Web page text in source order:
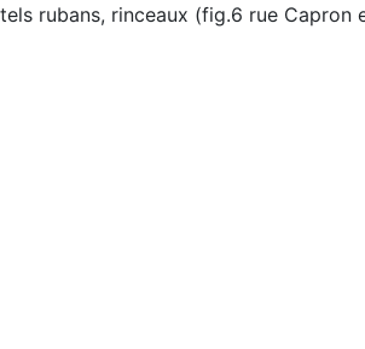
tels rubans, rinceaux (fig.6 rue Capron